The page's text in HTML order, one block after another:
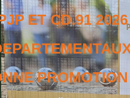
ET CD.91 2026
PROMOTION